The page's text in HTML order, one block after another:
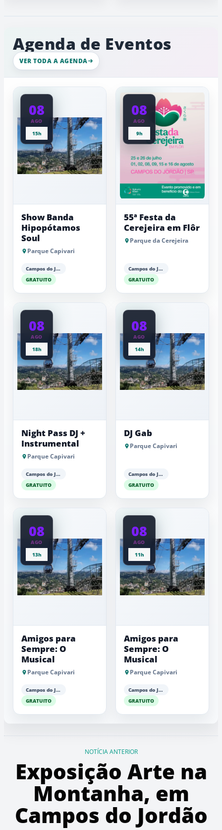
típico
inverno
chuva
movimento
intenso
nesta
quinta-
feira
a
Agenda de Eventos
VER TODA A AGENDA
08
AGO
15h
Show Banda
Hipopótamos
Soul
Parque Capivari
Campos do Jordão
GRATUITO
08
AGO
9h
55ª Festa da
Cerejeira em Flôr
Parque da Cerejeira
Campos do Jordão
GRATUITO
08
AGO
18h
Night Pass DJ +
Instrumental
Parque Capivari
Campos do Jordão
GRATUITO
08
AGO
14h
DJ Gab
Parque Capivari
Campos do Jordão
GRATUITO
08
AGO
13h
Amigos para
Sempre: O
Musical
Parque Capivari
Campos do Jordão
GRATUITO
08
AGO
11h
Amigos para
Sempre: O
Musical
Parque Capivari
Campos do Jordão
GRATUITO
NOTÍCIA ANTERIOR
Exposição Arte na
Montanha, em
Campos do Jordão